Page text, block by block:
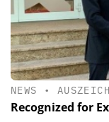
NEWS •
Recognized for